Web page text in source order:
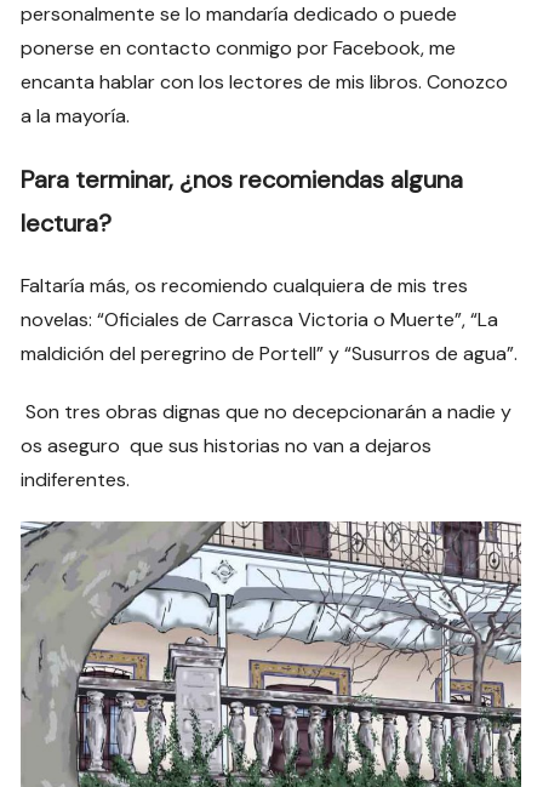
personalmente se lo mandaría dedicado o puede
ponerse en contacto conmigo por Facebook, me
encanta hablar con los lectores de mis libros. Conozco
a la mayoría.
Para terminar, ¿nos recomiendas alguna
lectura?
Faltaría más, os recomiendo cualquiera de mis tres
novelas: “Oficiales de Carrasca Victoria o Muerte”, “La
maldición del peregrino de Portell” y “Susurros de agua”.
Son tres obras dignas que no decepcionarán a nadie y
os aseguro que sus historias no van a dejaros
indiferentes.